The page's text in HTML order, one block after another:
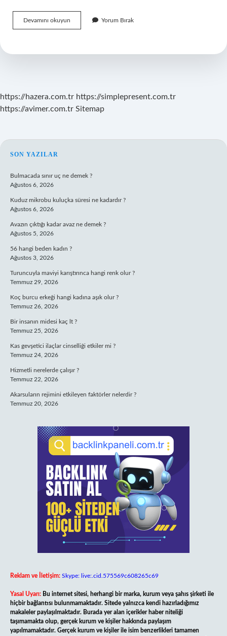
Devamını okuyun Konstriktif
Ne
Yorum Bırak
https://hazera.com.tr https://simplepresent.com.tr
https://avimer.com.tr Sitemap
SIDEBAR
SON YAZILAR
Bulmacada sınır uç ne demek ?
Ağustos 6, 2026
Kuduz mikrobu kuluçka süresi ne kadardır ?
Ağustos 6, 2026
Avazın çıktığı kadar avaz ne demek ?
Ağustos 5, 2026
56 hangi beden kadın ?
Ağustos 3, 2026
Turuncuyla maviyi karıştırınca hangi renk olur ?
Temmuz 29, 2026
Koç burcu erkeği hangi kadına aşık olur ?
Temmuz 26, 2026
Bir insanın midesi kaç lt ?
Temmuz 25, 2026
Kas gevşetici ilaçlar cinselliği etkiler mi ?
Temmuz 24, 2026
Hizmetli nerelerde çalışır ?
Temmuz 22, 2026
Akarsuların rejimini etkileyen faktörler nelerdir ?
Temmuz 20, 2026
Reklam ve İletişim: Skype: live:.cid.575569c608265c69
Yasal Uyarı: Bu internet sitesi, herhangi bir marka, kurum veya şahıs şirketi ile
hiçbir bağlantısı bulunmamaktadır. Sitede yalnızca kendi hazırladığımız
makaleler paylaşılmaktadır. Burada yer alan içerikler haber niteliği
taşımamakta olup, gerçek kurum ve kişiler hakkında paylaşım
yapılmamaktadır. Gerçek kurum ve kişiler ile isim benzerlikleri tamamen